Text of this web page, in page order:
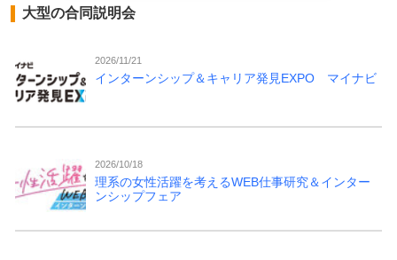
大型の合同説明会
2026/11/21
インターンシップ＆キャリア発見EXPO マイナビ
2026/10/18
理系の女性活躍を考えるWEB仕事研究＆インター
ンシップフェア